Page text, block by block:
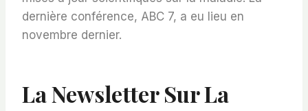
dernière conférence, ABC 7, a eu lieu en
novembre dernier.
La Newsletter Sur La